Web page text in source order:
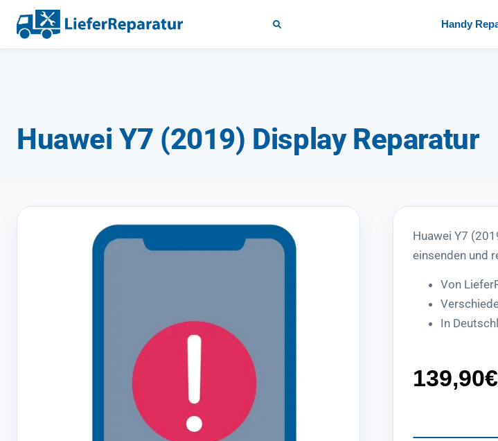
Handy
Huawei Y7 (2019) Display Reparatur
Huawei Y7
einsenden und
Von
In
139,90€